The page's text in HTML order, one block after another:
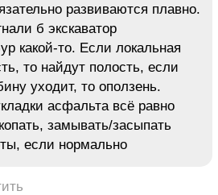
развиваются плавно.
б экскаватор
какой-то. Если локальная
то найдут полость, если
уходит, то оползень.
асфальта всё равно
замывать/засыпать
если нормально